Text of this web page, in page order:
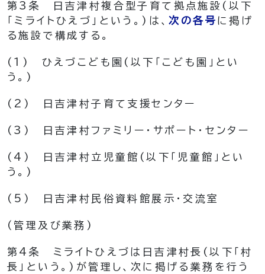
第3条 日吉津村複合型子育て拠点施設 (以下
「ミライトひえづ」という。) は、次の各号 に掲げ
る施設で構成する。
(1) ひえづこども園 (以下「こども園」とい
う。)
(2) 日吉津村子育て支援センター
(3) 日吉津村ファミリー・サポート・センター
(4) 日吉津村立児童館 (以下「児童館」とい
う。)
(5) 日吉津村民俗資料館展示・交流室
(管理及び業務)
第4条 ミライトひえづは日吉津村長 (以下「村
長」という。) が管理し、次に掲げる業務を行う